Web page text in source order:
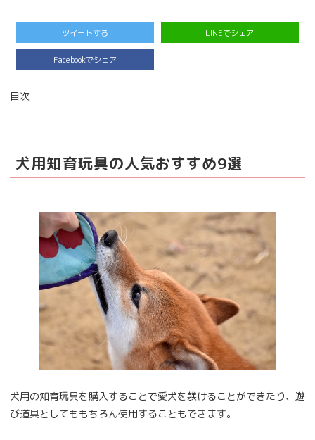
ツイートする LINEでシェア
Facebookでシェア
目次
犬用知育玩具の人気おすすめ9選
犬用の知育玩具を購入することで愛犬を躾けることができたり、遊
び道具としてももちろん使用することもできます。